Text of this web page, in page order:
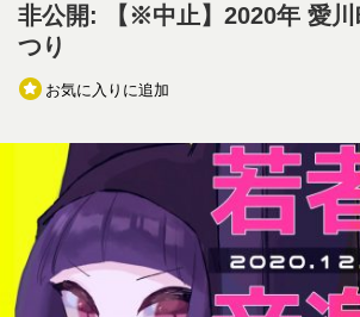
非公開: 【※中止】2020年 愛川
つり
お気に入りに追加